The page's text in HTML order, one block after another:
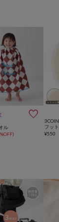

ル
)
フッ
¥550